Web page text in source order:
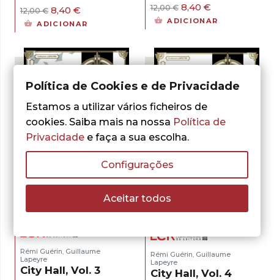
12,00€ O
preço
12,00 €.
8,40 €
preço
8,40 €.
ADICIONAR
12,00€ O
preço
original
12,00 €.
8,40 €O
preço
atual
8,40 €.
ADICIONAR
- 30%
Rémi Guérin Guillaume
Lapeyre
City Hall, Vol. 3
- 30%
Rémi Guérin, Guillaume
Lapeyre
City Hall, Vol. 4
Política de Cookies e de Privacidade
Estamos a utilizar vários ficheiros de
cookies. Saiba mais na nossa Política de
Privacidade e faça a sua escolha.
Configurações
Aceitar todos